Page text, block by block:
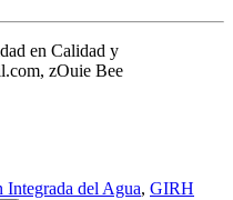
en Calidad y
zOuie Bee
Integrada del Agua, GIRH